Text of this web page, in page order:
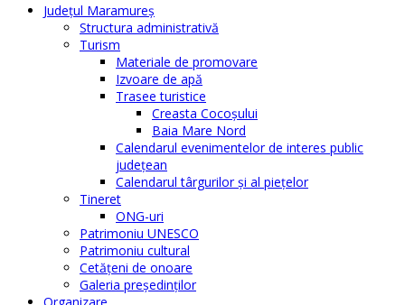
Judeţul Maramureş
Structura administrativă
Turism
Materiale de promovare
Izvoare de apă
Trasee turistice
Creasta Cocoșului
Baia Mare Nord
Calendarul evenimentelor de interes public
judeţean
Calendarul târgurilor şi al pieţelor
Tineret
ONG-uri
Patrimoniu UNESCO
Patrimoniu cultural
Cetăţeni de onoare
Galeria președinților
Organizare